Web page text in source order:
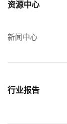
资源中心
新闻中心
行业报告